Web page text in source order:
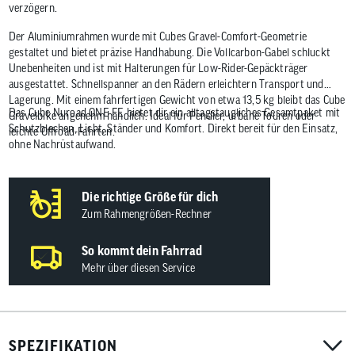
verzögern.
Der Aluminiumrahmen wurde mit Cubes Gravel-Comfort-Geometrie
gestaltet und bietet präzise Handhabung. Die Vollcarbon-Gabel schluckt
Unebenheiten und ist mit Halterungen für Low-Rider-Gepäckträger
ausgestattet. Schnellspanner an den Rädern erleichtern Transport und
Lagerung. Mit einem fahrfertigen Gewicht von etwa 13,5 kg bleibt das Cube
Gravelbike angenehm handlich. Ideal für Pendler, urbane Touren oder
leichte Offroad-Fahrten.
Das Cube Nuroad ONE FE bietet dir ein alltagstaugliches Gesamtpaket mit
Schutzblechen, Licht, Ständer und Komfort. Direkt bereit für den Einsatz,
ohne Nachrüstaufwand.
Die richtige Größe für dich
Zum Rahmengrößen-Rechner
So kommt dein Fahrrad
Mehr über diesen Service
SPEZIFIKATION